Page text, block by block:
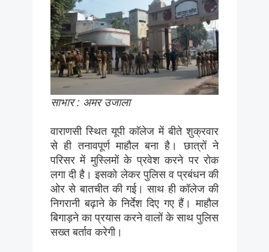
साभार : अमर उजाला
वाराणसी स्थित यूपी काॅलेज में बीते शुक्रवार
से ही तनावपूर्ण माहाैल बना है। छात्रों ने
परिसर में मुस्लिमों के प्रवेश करने पर रोक
लगा दी है। इसको लेकर पुलिस व प्रबंधन की
ओर से बातचीत की गई। साथ ही कॉलेज की
निगरानी बढ़ाने के निर्देश दिए गए हैं। माहौल
बिगाड़ने का प्रयास करने वालों के साथ पुलिस
सख्त बर्ताव करेगी।